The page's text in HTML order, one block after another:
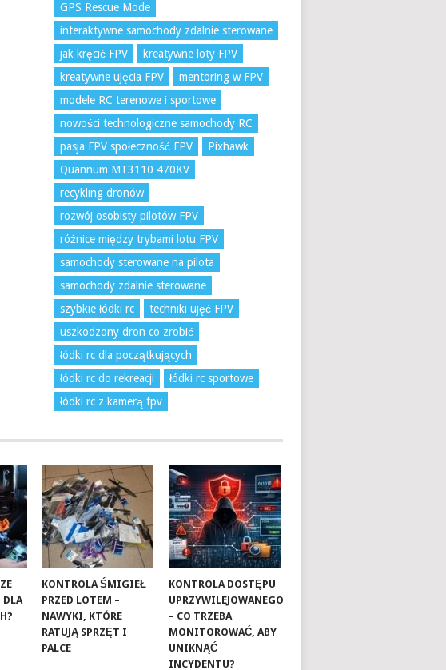
GPS Rescue Mode
interaktywne samochody zdalnie sterowane
jak kręcić FPV
kreatywne loty FPV
kreatywne ujęcia FPV
mentoring w FPV
modele RC terenowe i sportowe
nowości technologiczne samochody RC
pasja FPV społeczność FPV
Pixhawk
Quannum MT3110 470KV
recykling dronów
rozwój osobisty pilotów FPV
różnice między trybami lotu FPV
samochody sterowane na pilota
samochody zdalnie sterowane
szybkie łódki rc
techniki ujęć FPV
uszkodzony dron co zrobić
łódki rc dla początkujących
łódki rc do rekreacji
łódki rc sportowe
łódki rc z kamerą fpv
DLA
KONTROLA ŚMIGIEŁ
PRZED LOTEM –
NAWYKI, KTÓRE
RATUJĄ SPRZĘT I
PALCE
KONTROLA DOSTĘPU
UPRZYWILEJOWANEGO
– CO TRZEBA
MONITOROWAĆ, ABY
UNIKNĄĆ
INCYDENTU?